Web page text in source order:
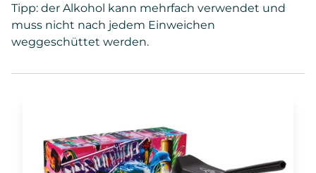
Tipp: der Alkohol kann mehrfach verwendet und
muss nicht nach jedem Einweichen
weggeschüttet werden.